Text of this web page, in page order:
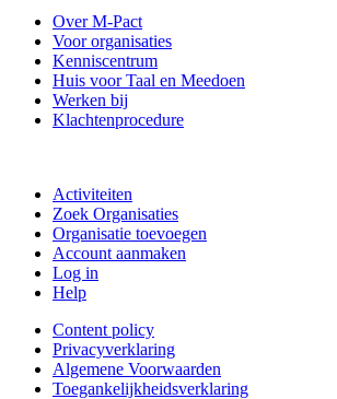
Over M-Pact
Voor organisaties
Kenniscentrum
Huis voor Taal en Meedoen
Werken bij
Klachtenprocedure
Activiteiten
Zoek Organisaties
Organisatie toevoegen
Account aanmaken
Log in
Help
Content policy
Privacyverklaring
Algemene Voorwaarden
Toegankelijkheidsverklaring